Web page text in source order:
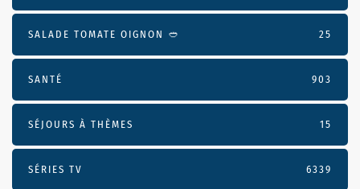
SALADE TOMATE OIGNON 🥙 25
SANTÉ 903
SÉJOURS À THÈMES 15
SÉRIES TV 6339